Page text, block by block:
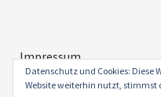
Impressum
Datenschutz
Datenschutz und Cookies: Diese
Website weiterhin nutzt, stimmst